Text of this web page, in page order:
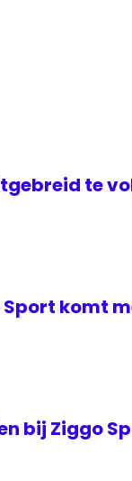
te
komt
bij Ziggo